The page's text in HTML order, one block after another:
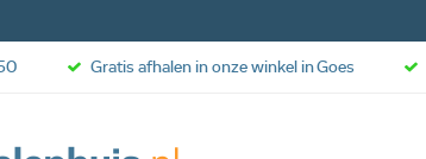
Gratis afhalen in onze winkel in Goes